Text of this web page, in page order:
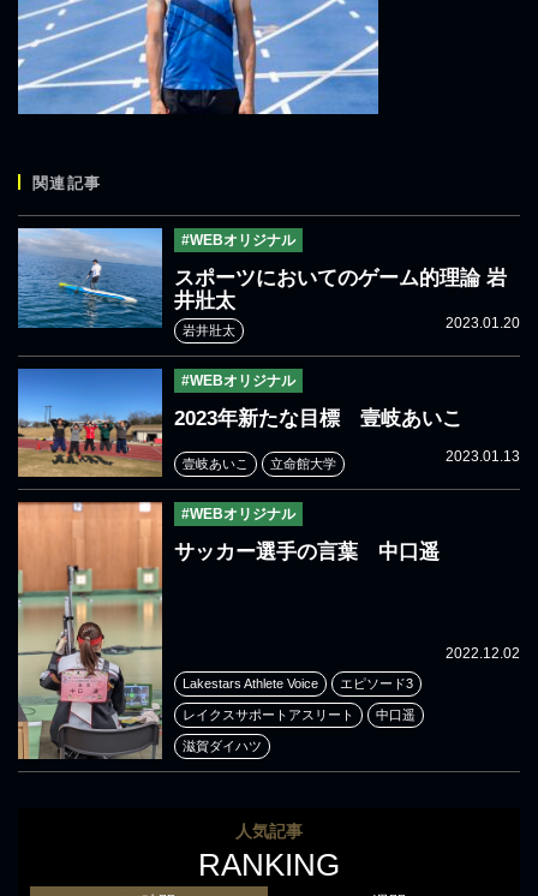
関連記事
#WEBオリジナル
スポーツにおいてのゲーム的理論 岩
井壯太
2023.01.20
岩井壯太
#WEBオリジナル
2023年新たな目標 壹岐あいこ
2023.01.13
壹岐あいこ 立命館大学
#WEBオリジナル
サッカー選手の言葉 中口遥
2022.12.02
Lakestars Athlete Voice エピソード3
レイクスサポートアスリート 中口遥
滋賀ダイハツ
人気記事
RANKING